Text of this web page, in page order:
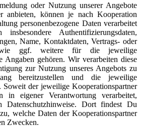
oder Nutzung unserer Angebote
anbieten, können je nach Kooperation
personenbezogene Daten verarbeitet
Authentifizierungsdaten,
Name, Kontaktdaten, Vertrags- oder
ggf. weitere für die jeweilige
Angaben gehören. Wir verarbeiten diese
zur Nutzung unseres Angebots zu
bereitzustellen und die jeweilige
Soweit der jeweilige Kooperationspartner
in eigener Verantwortung verarbeitet,
Datenschutzhinweise. Dort findest Du
welche Daten der Kooperationspartner
Zwecken.